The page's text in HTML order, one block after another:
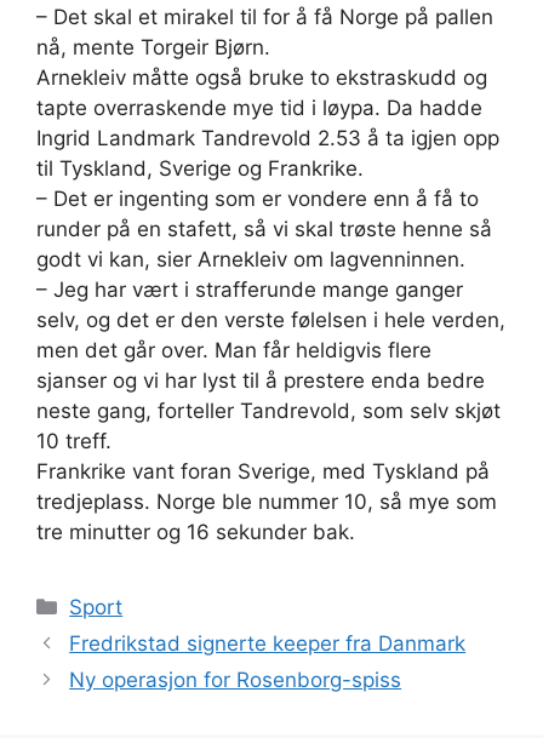
– Det skal et mirakel til for å få Norge på pallen
nå, mente Torgeir Bjørn.
Arnekleiv måtte også bruke to ekstraskudd og
tapte overraskende mye tid i løypa. Da hadde
Ingrid Landmark Tandrevold 2.53 å ta igjen opp
til Tyskland, Sverige og Frankrike.
– Det er ingenting som er vondere enn å få to
runder på en stafett, så vi skal trøste henne så
godt vi kan, sier Arnekleiv om lagvenninnen.
– Jeg har vært i strafferunde mange ganger
selv, og det er den verste følelsen i hele verden,
men det går over. Man får heldigvis flere
sjanser og vi har lyst til å prestere enda bedre
neste gang, forteller Tandrevold, som selv skjøt
10 treff.
Frankrike vant foran Sverige, med Tyskland på
tredjeplass. Norge ble nummer 10, så mye som
tre minutter og 16 sekunder bak.
Kategorier
Sport
Fredrikstad signerte keeper fra Danmark
Ny operasjon for Rosenborg-spiss